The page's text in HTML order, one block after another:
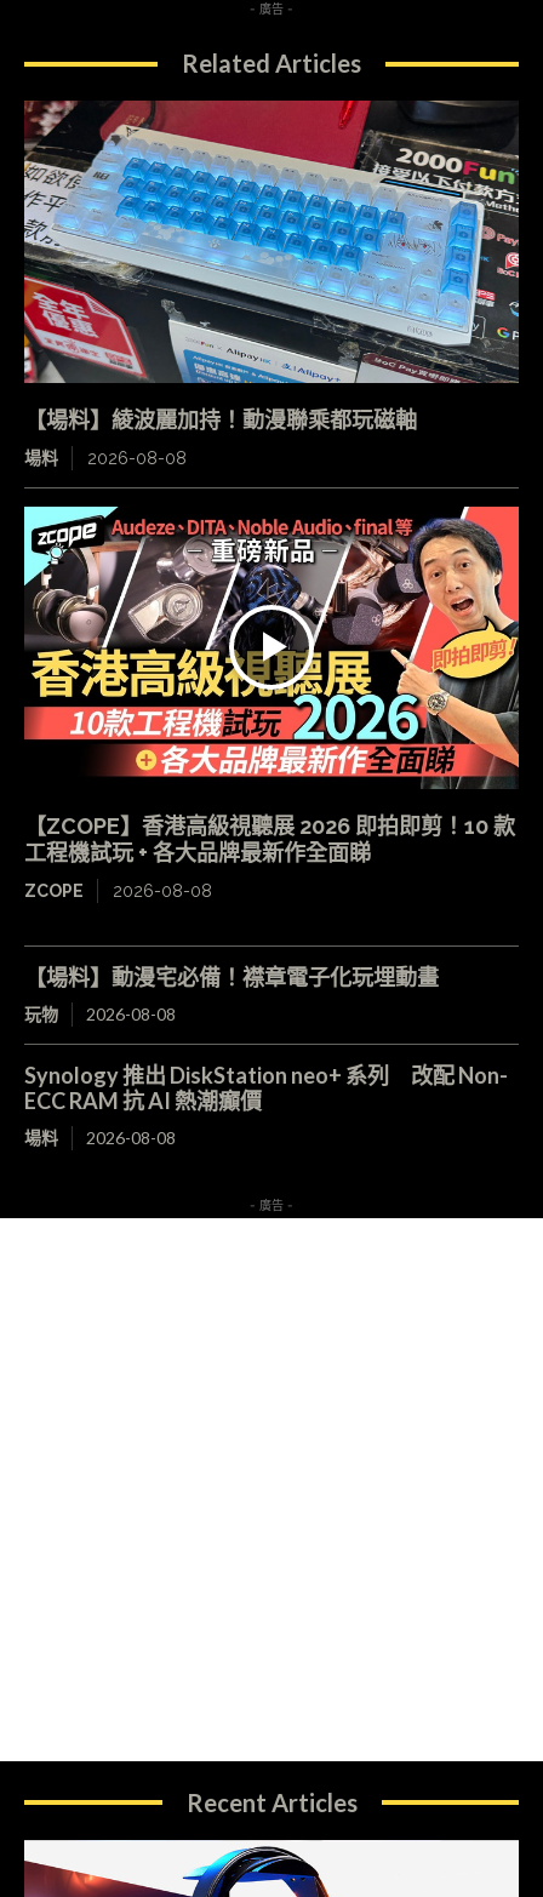
- 廣告 -
Related Articles
【場料】綾波麗加持！動漫聯乘都玩磁軸
場料 2026-08-08
【ZCOPE】香港高級視聽展 2026 即拍即剪！10 款
工程機試玩 + 各大品牌最新作全面睇
ZCOPE 2026-08-08
【場料】動漫宅必備！襟章電子化玩埋動畫
玩物 2026-08-08
Synology 推出 DiskStation neo+ 系列 改配 Non-
ECC RAM 抗 AI 熱潮癲價
場料 2026-08-08
- 廣告 -
Recent Articles